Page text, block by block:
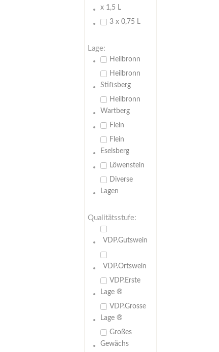
x 1,5 L
3 x 0,75 L
Lage:
Heilbronn
Heilbronn
Stiftsberg
Heilbronn
Wartberg
Flein
Flein
Eselsberg
Löwenstein
Diverse
Lagen
Qualitätsstufe:
VDP.Gutswein
VDP.Ortswein
VDP.Erste
Lage ®
VDP.Grosse
Lage ®
Großes
Gewächs